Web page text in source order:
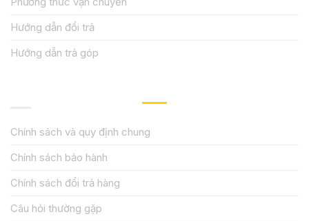
Hướng dẫn đổi trả
Hướng dẫn trả góp
Chính sách và quy định chung
Chính sách bảo hành
Chính sách đổi trả hàng
Câu hỏi thường gặp